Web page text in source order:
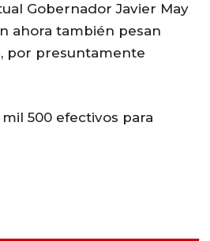
Gobernador Javier May
ahora también pesan
por presuntamente
500 efectivos para